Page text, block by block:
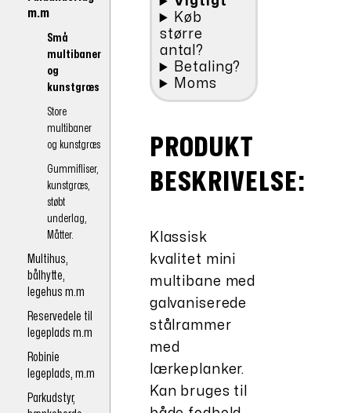
m.m
Små
multibaner
og
kunstgræs
Store
multibaner
og kunstgræs
Gummifliser,
kunstgræs,
støbt
underlag,
Måtter.
Multihus,
bålhytte,
legehus m.m
Reservedele til
legeplads m.m
Robinie
legeplads, m.m
Parkudstyr,
Køb
større
antal?
Betaling?
Moms
PRODUKT
BESKRIVELSE:
Klassisk
kvalitet mini
multibane med
galvaniserede
stålrammer
med
lærkeplanker.
Kan bruges til